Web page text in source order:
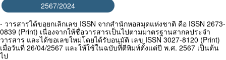
2567/2024
- วารสารได้ขอยกเลิกเลข ISSN จากสำนักหอสมุดแห่งชาติ คือ ISSN 2673-
0839 (Print) เนื่องจากให้ชื่อวารสารเป็นไปตามมาตรฐานสากลประจำ
วารสาร และได้ขอเลขใหม่โดยได้รับอนุมัติ เลข ISSN 3027-8120 (Print)
เมื่อวันที่ 26/04/2567 และให้ใช้ในฉบับที่ตีพิมพ์ตั้งแต่ปี พ.ศ. 2567 เป็นต้น
ไป